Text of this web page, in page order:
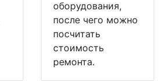
оборудования,
после чего можно
посчитать
стоимость
ремонта.